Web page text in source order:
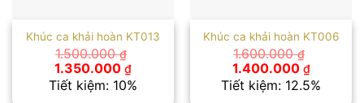
Khúc ca khải hoàn KT013
1.500.000₫
Giá
gốc
là:
1.350.000 ₫Giá
hiện
tại
Tiết kiệm: 10%
Khúc ca khải hoàn KT006
1.600.000₫
Giá
gốc
là:
1.400.000 ₫Giá
hiện
tại
Tiết kiệm: 12.5%